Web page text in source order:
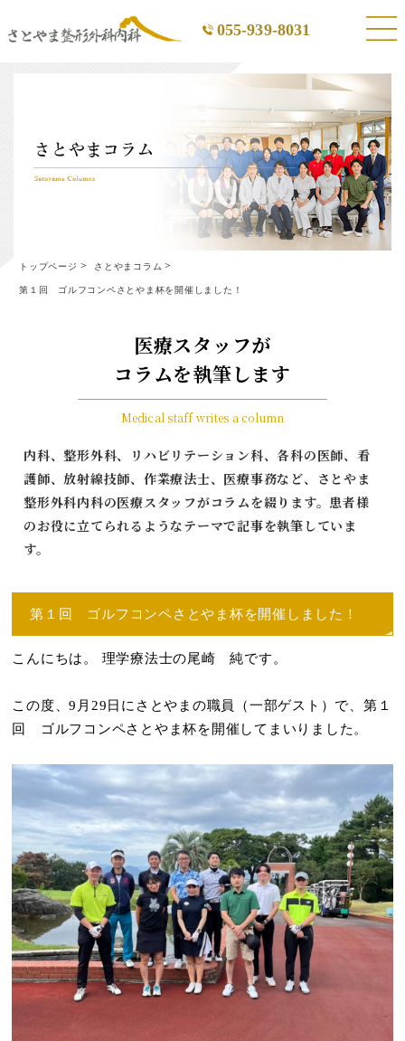
055-939-8031
トップページ さとやまコラム
第１回 ゴルフコンペさとやま杯を開催しました！
医療スタッフが
コラムを執筆します
Medical staff writes a column
内科、整形外科、リハビリテーション科、各科の医師、看
護師、放射線技師、作業療法士、医療事務など、さとやま
整形外科内科の医療スタッフがコラムを綴ります。患者様
のお役に立てられるようなテーマで記事を執筆していま
す。
第１回 ゴルフコンペさとやま杯を開催しました！
こんにちは。 理学療法士の尾崎 純です。
この度、9月29日にさとやまの職員（一部ゲスト）で、第１
回 ゴルフコンペさとやま杯を開催してまいりました。